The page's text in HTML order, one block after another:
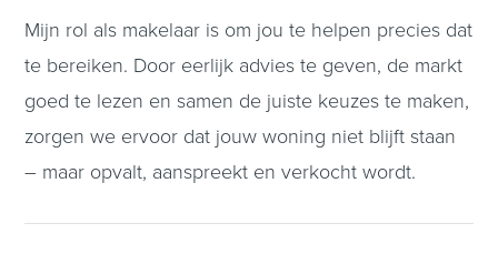
Mijn rol als makelaar is om jou te helpen precies dat
te bereiken. Door eerlijk advies te geven, de markt
goed te lezen en samen de juiste keuzes te maken,
zorgen we ervoor dat jouw woning niet blijft staan
– maar opvalt, aanspreekt en verkocht wordt.